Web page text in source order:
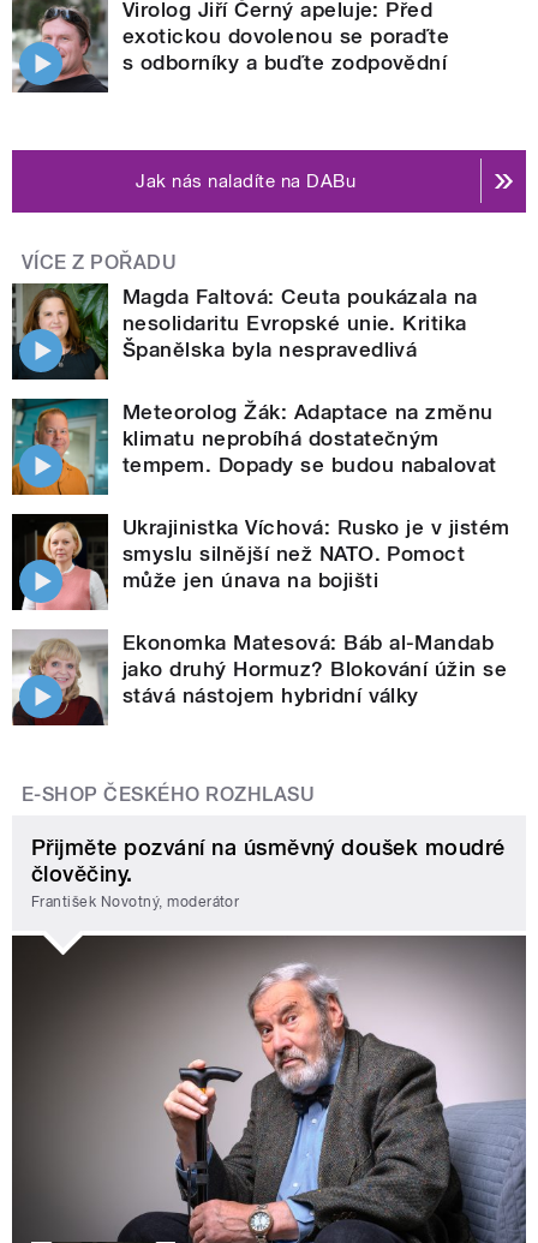
Virolog Jiří Černý apeluje: Před
exotickou dovolenou se poraďte
s odborníky a buďte zodpovědní
Jak nás naladíte na DABu
VÍCE Z POŘADU
Magda Faltová: Ceuta poukázala na
nesolidaritu Evropské unie. Kritika
Španělska byla nespravedlivá
Meteorolog Žák: Adaptace na změnu
klimatu neprobíhá dostatečným
tempem. Dopady se budou nabalovat
Ukrajinistka Víchová: Rusko je v jistém
smyslu silnější než NATO. Pomoct
může jen únava na bojišti
Ekonomka Matesová: Báb al-Mandab
jako druhý Hormuz? Blokování úžin se
stává nástojem hybridní války
E-SHOP ČESKÉHO ROZHLASU
Přijměte pozvání na úsměvný doušek moudré
člověčiny.
František Novotný, moderátor